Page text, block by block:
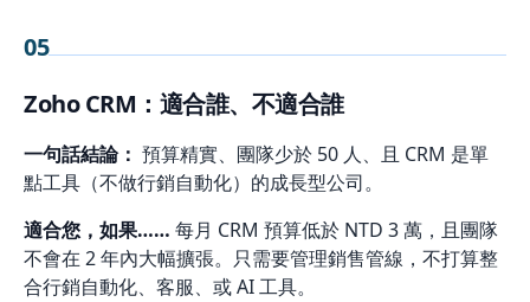
05
Zoho CRM：適合誰、不適合誰
一句話結論： 預算精實、團隊少於 50 人、且 CRM 是單
點工具（不做行銷自動化）的成長型公司。
適合您，如果…… 每月 CRM 預算低於 NTD 3 萬，且團隊
不會在 2 年內大幅擴張。只需要管理銷售管線，不打算整
合行銷自動化、客服、或 AI 工具。